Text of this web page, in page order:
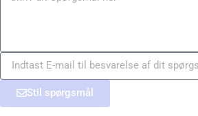
Stil spørgsmål